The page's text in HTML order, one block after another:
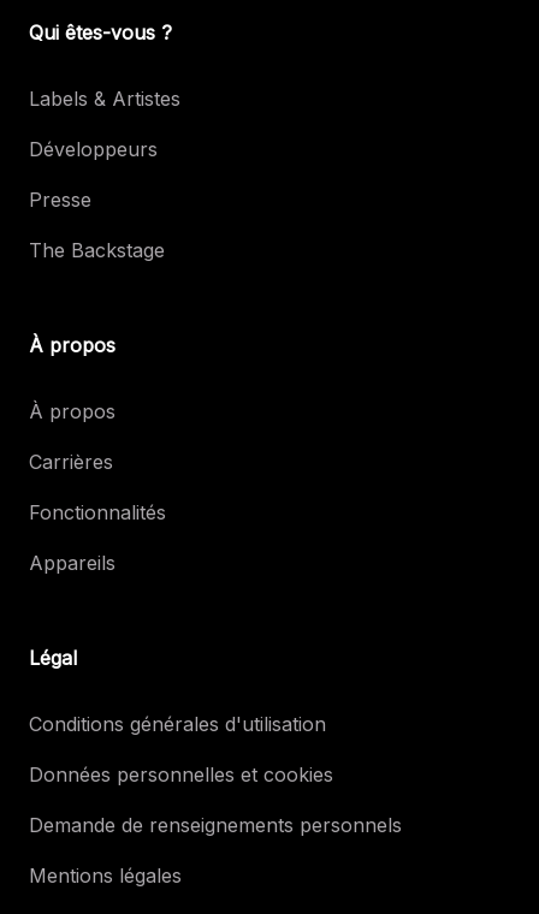
Qui êtes-vous ?
Labels & Artistes
Développeurs
Presse
The Backstage
À propos
À propos
Carrières
Fonctionnalités
Appareils
Légal
Conditions générales d'utilisation
Données personnelles et cookies
Demande de renseignements personnels
Mentions légales